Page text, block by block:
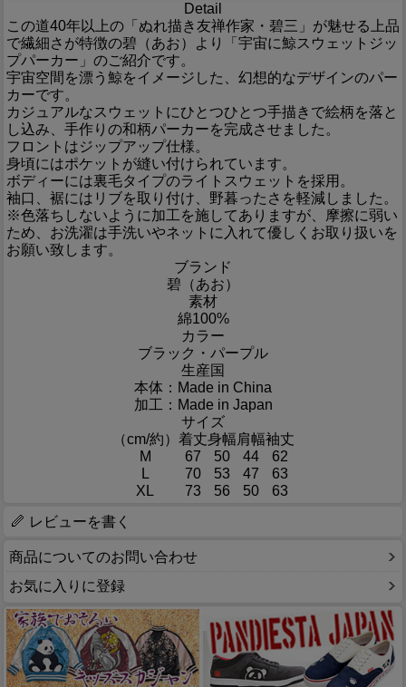
Detail
この道40年以上の「ぬれ描き友禅作家・碧三」が魅せる上品
で繊細さが特徴の碧（あお）より「宇宙に鯨スウェットジッ
プパーカー」のご紹介です。
宇宙空間を漂う鯨をイメージした、幻想的なデザインのパー
カーです。
カジュアルなスウェットにひとつひとつ手描きで絵柄を落と
し込み、手作りの和柄パーカーを完成させました。
フロントはジップアップ仕様。
身頃にはポケットが縫い付けられています。
ボディーには裏毛タイプのライトスウェットを採用。
袖口、裾にはリブを取り付け、野暮ったさを軽減しました。
※色落ちしないように加工を施してありますが、摩擦に弱い
ため、お洗濯は手洗いやネットに入れて優しくお取り扱いを
お願い致します。
ブランド
碧（あお）
素材
綿100%
カラー
ブラック・パープル
生産国
本体：Made in China
加工：Made in Japan
サイズ
（cm/約） 着丈身幅肩幅袖丈
M
67 50 44
62
L
70 53 47
63
XL
73 56 50
63
レビューを書く
商品についてのお問い合わせ
お気に入りに登録